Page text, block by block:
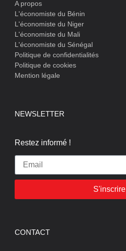
A propos
L'économiste du Bénin
L'économiste du Niger
L'économiste du Mali
L'économiste du Sénégal
Politique de confidentialités
Politique de cookies
Mention légale
NEWSLETTER
Restez informé !
S'inscrire
CONTACT